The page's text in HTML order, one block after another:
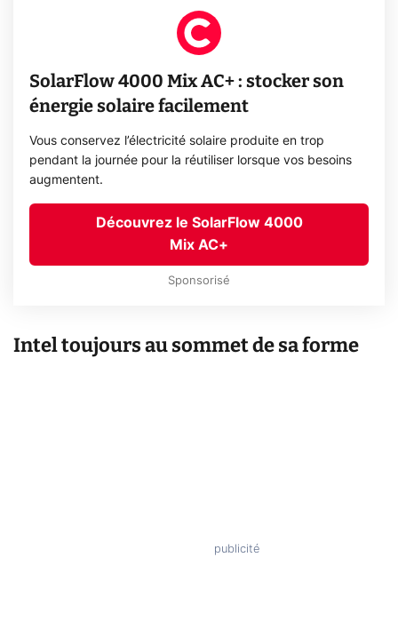
SolarFlow 4000 Mix AC+ : stocker son
énergie solaire facilement
Vous conservez l’électricité solaire produite en trop
pendant la journée pour la réutiliser lorsque vos besoins
augmentent.
Découvrez le SolarFlow 4000
Mix AC+
Sponsorisé
Intel toujours au sommet de sa forme